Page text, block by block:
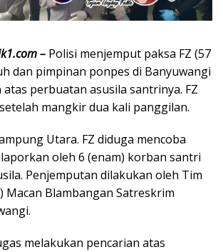
– Polisi menjemput paksa FZ (57
dan pimpinan ponpes di Banyuwangi
perbuatan asusila santrinya. FZ
mangkir dua kali panggilan.
Utara. FZ diduga mencoba
oleh 6 (enam) korban santri
Penjemputan dilakukan oleh Tim
Macan Blambangan Satreskrim
melakukan pencarian atas